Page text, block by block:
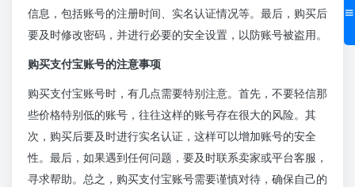
信息，包括账号的注册时间、实名认证情况等。最后，购买后
要及时修改密码，并进行必要的安全设置，以防账号被盗用。
购买支付宝账号的注意事项
购买支付宝账号时，有几点需要特别注意。首先，不要轻信那
些价格特别低的账号，往往这样的账号存在很大的风险。其
次，购买后要及时进行实名认证，这样可以增加账号的安全
性。最后，如果遇到任何问题，要及时联系卖家或平台客服，
寻求帮助。总之，购买支付宝账号需要谨慎对待，确保自己的